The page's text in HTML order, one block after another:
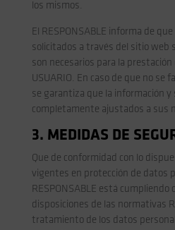
los mismos.
El RESPONSABLE informa de
solicitados a través del sitio web
son necesarios para la
USUARIO. En caso de que no se
se garantiza que la información
completamente ajustados a sus
3. MEDIDAS DE
Que de conformidad con lo
vigentes en protección de datos
RESPONSABLE está cumpliendo
disposiciones de las normativas
tratamiento de los datos